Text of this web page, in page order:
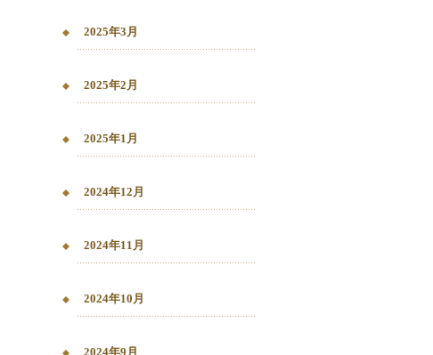
2025年3月
2025年2月
2025年1月
2024年12月
2024年11月
2024年10月
2024年9月